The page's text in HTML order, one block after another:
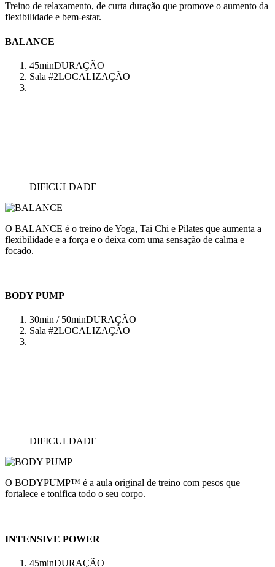
Treino de relaxamento, de curta duração que promove o aumento da
flexibilidade e bem-estar.
BALANCE
45minDURAÇÃO
Sala #2LOCALIZAÇÃO
DIFICULDADE
O BALANCE é o treino de Yoga, Tai Chi e Pilates que aumenta a
flexibilidade e a força e o deixa com uma sensação de calma e
focado.
BODY PUMP
30min / 50minDURAÇÃO
Sala #2LOCALIZAÇÃO
DIFICULDADE
O BODYPUMP™ é a aula original de treino com pesos que
fortalece e tonifica todo o seu corpo.
INTENSIVE POWER
45minDURAÇÃO